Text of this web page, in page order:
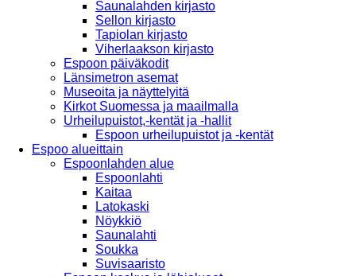
Saunalahden kirjasto
Sellon kirjasto
Tapiolan kirjasto
Viherlaakson kirjasto
Espoon päiväkodit
Länsimetron asemat
Museoita ja näyttelyitä
Kirkot Suomessa ja maailmalla
Urheilupuistot,-kentät ja -hallit
Espoon urheilupuistot ja -kentät
Espoo alueittain
Espoonlahden alue
Espoonlahti
Kaitaa
Latokaski
Nöykkiö
Saunalahti
Soukka
Suvisaaristo